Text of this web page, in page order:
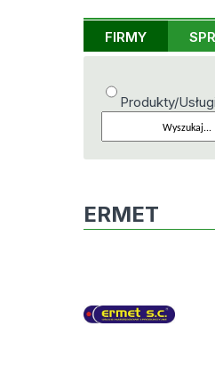
FIRMY
Produkty/Usługi
ERMET